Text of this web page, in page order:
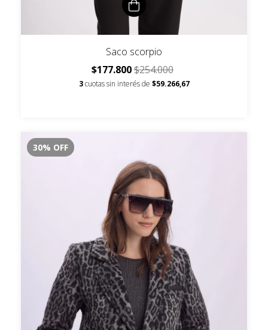
Saco scorpio
$177.800$254.000
3 cuotas sin interés de $59.266,67
30% OFF